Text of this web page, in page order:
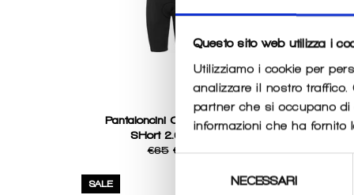
Questo sito web utilizza i
Utilizziamo i cookie per
analizzare il nostro
partner che si occupano
informazioni che ha fornito
NECESSARI
Pantaloncini Classic Lady
SHort 2.0 Briko
Regular
€65 Sale
€55
Boxer
€45
SALE